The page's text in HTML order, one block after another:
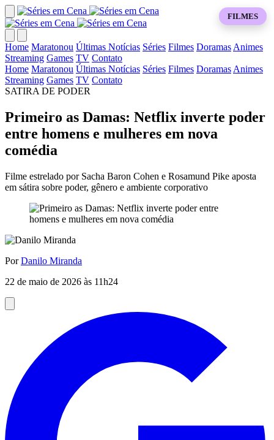
Home Maratonou Últimas Notícias Séries Filmes Doramas Animes
Streaming Games TV Contato
Home Maratonou Últimas Notícias Séries Filmes Doramas Animes
Streaming Games TV Contato
SATIRA DE PODER
Primeiro as Damas: Netflix inverte poder
entre homens e mulheres em nova
comédia
Filme estrelado por Sacha Baron Cohen e Rosamund Pike aposta
em sátira sobre poder, gênero e ambiente corporativo
FILMES
PorDanilo Miranda
22 de maio de 2026 às 11h24